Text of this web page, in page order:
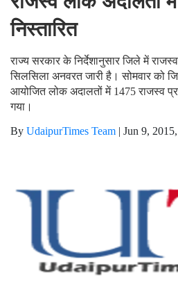
निस्तारित
राज्य सरकार के निर्देशानुसार जिले में
सिलसिला अनवरत जारी है। सोमवार को
आयोजित लोक अदालतों में 1475 राजस्व
गया।
By UdaipurTimes Team | Jun 9,